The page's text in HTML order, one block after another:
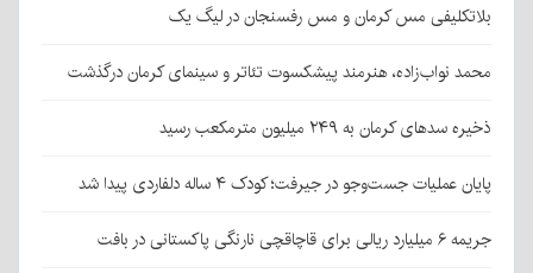
بلاتکلیفی مس کرمان و مس رفسنجان در لیگ یک
محمد نواب‌زاده، هنرمند پیشکسوت تئاتر و سینمای کرمان درگذشت
ذخیره سدهای کرمان به ۲۴۹ میلیون مترمکعب رسید
پایان عملیات جست‌وجو در جیرفت؛ کودک ۴ ساله دلفاردی پیدا شد
جریمه ۶ میلیارد ریالی برای قاچاقچی نارنگی پاکستانی در بافت